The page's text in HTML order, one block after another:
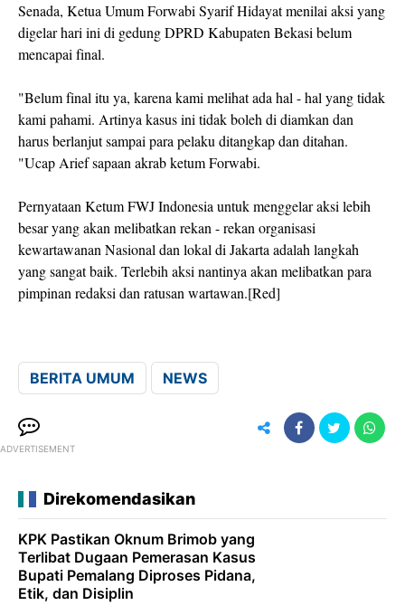
Senada, Ketua Umum Forwabi Syarif Hidayat menilai aksi yang
digelar hari ini di gedung DPRD Kabupaten Bekasi belum
mencapai final.
"Belum final itu ya, karena kami melihat ada hal - hal yang tidak
kami pahami. Artinya kasus ini tidak boleh di diamkan dan
harus berlanjut sampai para pelaku ditangkap dan ditahan.
"Ucap Arief sapaan akrab ketum Forwabi.
Pernyataan Ketum FWJ Indonesia untuk menggelar aksi lebih
besar yang akan melibatkan rekan - rekan organisasi
kewartawanan Nasional dan lokal di Jakarta adalah langkah
yang sangat baik. Terlebih aksi nantinya akan melibatkan para
pimpinan redaksi dan ratusan wartawan.[Red]
BERITA UMUM NEWS
ADVERTISEMENT
Direkomendasikan
KPK Pastikan Oknum Brimob yang
Terlibat Dugaan Pemerasan Kasus
Bupati Pemalang Diproses Pidana,
Etik, dan Disiplin